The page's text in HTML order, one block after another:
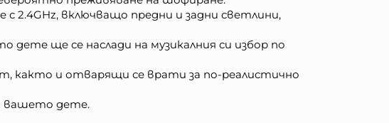
2.4GHz, включващо предни и задни светлини,
дете ще се наслади на музикалния си избор по
както и отварящи се врати за по-реалистично
вашето дете.